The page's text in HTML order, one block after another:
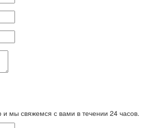
и мы свяжемся с вами в течении 24 часов.